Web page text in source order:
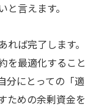
言えます。
ば完了します。
を最適化すること
分にとっての「適
ための余剰資金を